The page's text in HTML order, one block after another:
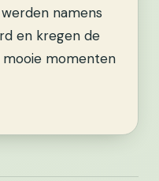
namens
en kregen de
momenten